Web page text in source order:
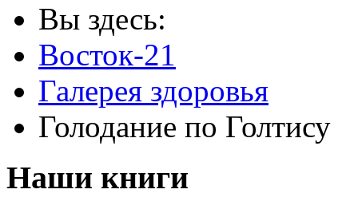
Вы здесь:
Восток-21
Галерея здоровья
Голодание по Голтису
Наши книги